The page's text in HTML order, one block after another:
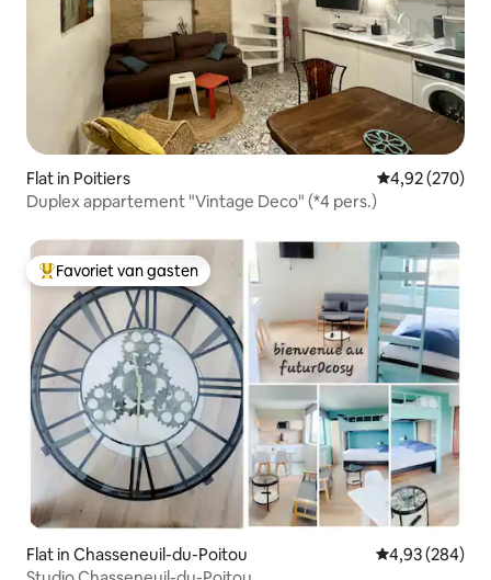
Flat in Poitiers Gemiddelde
4,92 (270)
Duplex appartement "Vintage Deco" (*4 pers.)
Topfavoriet van gasten
Favoriet van gasten
Flat in Chasseneuil-du-Poitou Gemiddelde
4,93 (284)